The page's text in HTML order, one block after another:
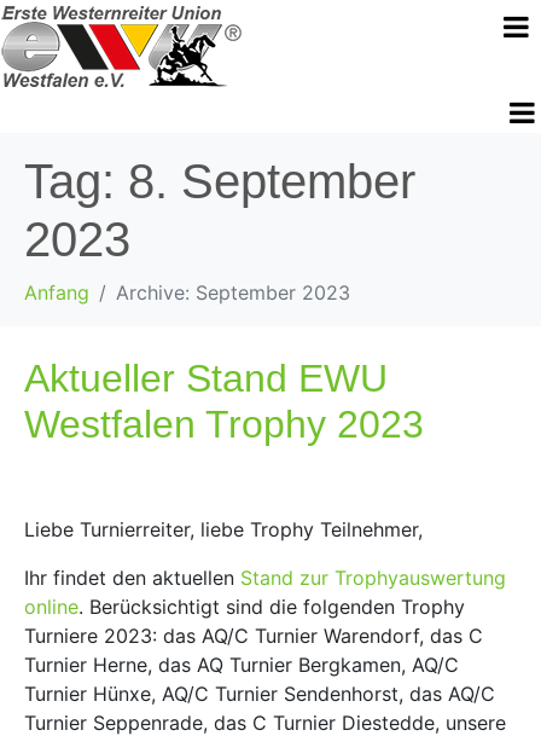
Tag: 8. September
2023
Anfang Archive: September 2023
Aktueller Stand EWU
Westfalen Trophy 2023
Liebe Turnierreiter, liebe Trophy Teilnehmer,
Ihr findet den aktuellen Stand zur Trophyauswertung
online. Berücksichtigt sind die folgenden Trophy
Turniere 2023: das AQ/C Turnier Warendorf, das C
Turnier Herne, das AQ Turnier Bergkamen, AQ/C
Turnier Hünxe, AQ/C Turnier Sendenhorst, das AQ/C
Turnier Seppenrade, das C Turnier Diestedde, unsere